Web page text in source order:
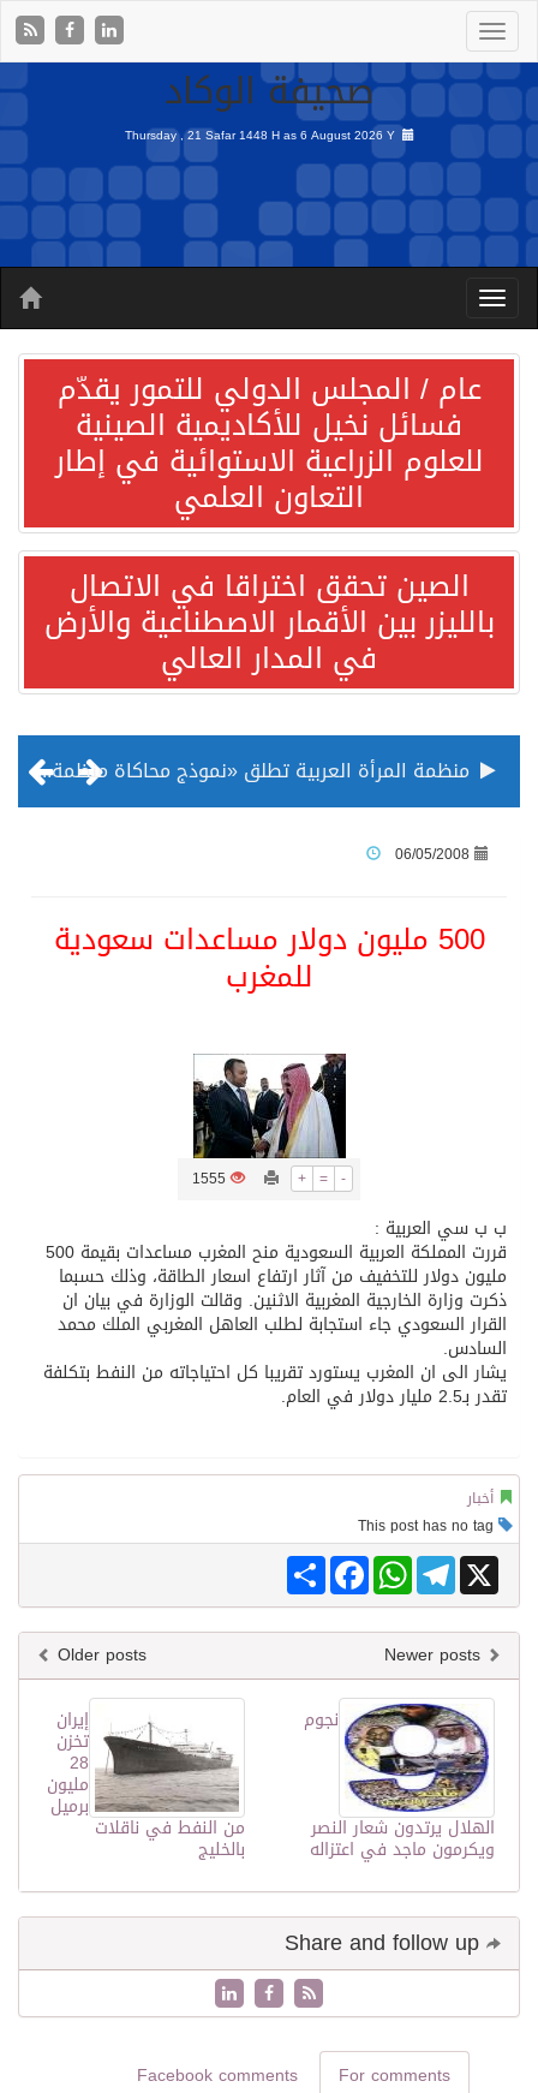
صحيفة الوكاد
Thursday , 21 Safar 1448 H as6 August 2026 Y
عام / المجلس الدولي للتمور يقدّم
فسائل نخيل للأكاديمية الصينية
للعلوم الزراعية الاستوائية في إطار
التعاون العلمي
الصين تحقق اختراقا في الاتصال
بالليزر بين الأقمار الاصطناعية والأرض
في المدار العالي
منظمة المرأة العربية تطلق «نموذج محاكاة منظمة المرأة العربية للشباب» بمشاركة 10 دول عربية..غدًا
ثلة من الضابطات في الجييش الكويتي
كسوة الكعبة تعتلي البيت العتيق
06/05/2008
500 مليون دولار مساعدات سعودية
للمغرب
+ = -
1555
ب ب سي العربية :
قررت المملكة العربية السعودية منح المغرب مساعدات بقيمة 500
مليون دولار للتخفيف من آثار ارتفاع اسعار الطاقة، وذلك حسبما
ذكرت وزارة الخارجية المغربية الاثنين. وقالت الوزارة في بيان ان
القرار السعودي جاء استجابة لطلب العاهل المغربي الملك محمد
السادس.
يشار الى ان المغرب يستورد تقريبا كل احتياجاته من النفط بتكلفة
تقدر بـ2.5 مليار دولار في العام.
أخبار
Share
FacebookWhatsAppTelegram X
Older posts
إيران
تخزن
28
مليون
برميل
من النفط في ناقلات
بالخليج
نجوم
الهلال يرتدون شعار النصر
ويكرمون ماجد في اعتزاله
For comments
Facebook comments